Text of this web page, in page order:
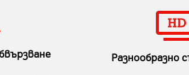
Разнообразно